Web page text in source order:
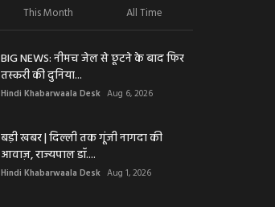
This Month All Time
BIG NEWS: नीमच जेल से छूटने के बाद फिर
तस्करी की दुनिया...
Hindi Khabarwaala Desk Aug 6, 2026
बड़ी खबर | दिल्ली तक गूंजी नागदा की
आवाज़, राज्यपाल डॉ....
Hindi Khabarwaala Desk Aug 1, 2026